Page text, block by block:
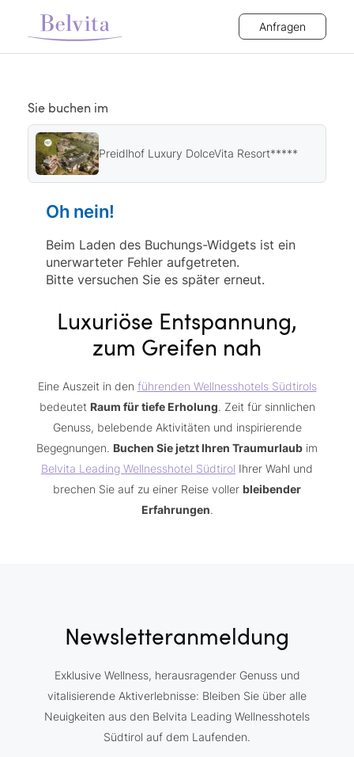
Anfragen
Sie buchen im
Preidlhof Luxury DolceVita Resort*****
Oh nein!
Beim Laden des Buchungs-Widgets ist ein
unerwarteter Fehler aufgetreten.
Bitte versuchen Sie es später erneut.
Luxuriöse Entspannung,
zum Greifen nah
Eine Auszeit in den führenden Wellnesshotels Südtirols
bedeutet Raum für tiefe Erholung. Zeit für sinnlichen
Genuss, belebende Aktivitäten und inspirierende
Begegnungen. Buchen Sie jetzt Ihren Traumurlaub im
Belvita Leading Wellnesshotel Südtirol Ihrer Wahl und
brechen Sie auf zu einer Reise voller bleibender
Erfahrungen.
Newsletteranmeldung
Exklusive Wellness, herausragender Genuss und
vitalisierende Aktiverlebnisse: Bleiben Sie über alle
Neuigkeiten aus den Belvita Leading Wellnesshotels
Südtirol auf dem Laufenden.